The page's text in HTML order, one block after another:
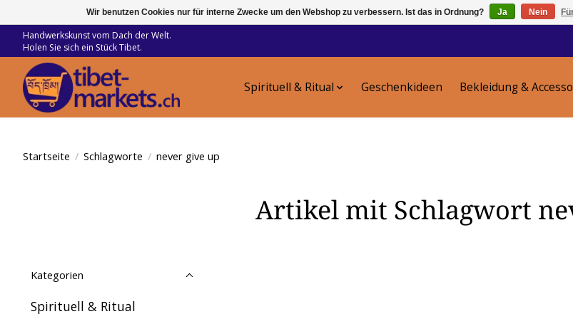
Handwerkskunst vom Dach der Welt.
Holen Sie sich ein Stück Tibet.
Spirituell & Ritual Geschenkideen Bekleidung &
Startseite / Schlagworte / never give up
Artikel mit Schlagwort
Kategorien
Spirituell & Ritual
Wir benutzen Cookies nur für interne Zwecke um den Webshop zu verbessern. Ist das in Ordnung? Ja Nein